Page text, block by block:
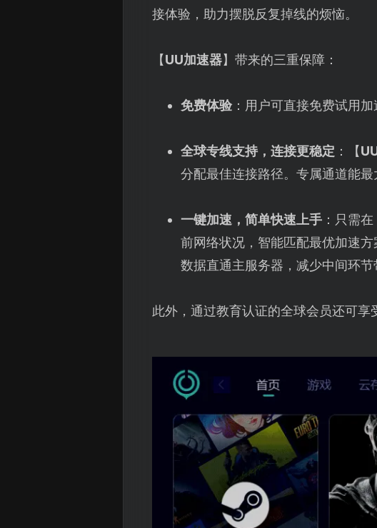
接体验，助力摆脱反复掉线的烦恼。
【UU加速器】带来的三重保障：
免费体验：用户可直接免费试用
全球专线支持，连接更稳定 ：【
分配最佳连接路径。专属通道能
一键加速，简单快速上手：只需在
前网络状况，智能匹配最优加速
数据直通主服务器，减少中间环节
此外，通过教育认证的全球会员还可享